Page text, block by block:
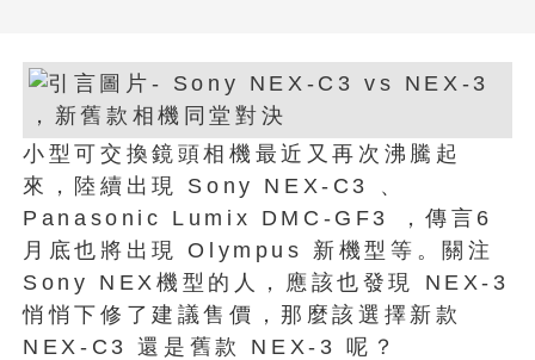
小型可交換鏡頭相機最近又再次沸騰起
來，陸續出現 Sony NEX-C3 、
Panasonic Lumix DMC-GF3 ，傳言6
月底也將出現 Olympus 新機型等。關注
Sony NEX機型的人，應該也發現 NEX-3
悄悄下修了建議售價，那麼該選擇新款
NEX-C3 還是舊款 NEX-3 呢？